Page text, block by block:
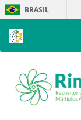
Skip
navigation
BRASIL